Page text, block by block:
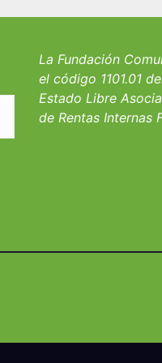
La Fundación
el código 1101.01
Estado Libre
de Rentas Internas